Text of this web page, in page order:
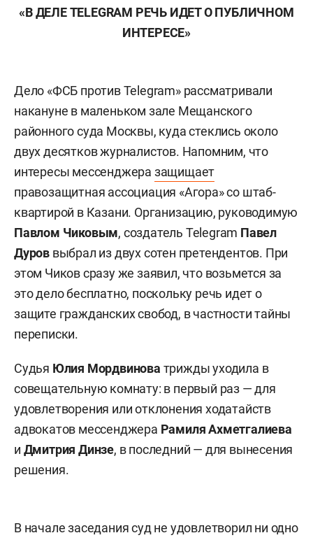
«В ДЕЛЕTELEGRAM РЕЧЬ ИДЕТ О ПУБЛИЧНОМ
ИНТЕРЕСЕ»
Дело «ФСБ против Telegram» рассматривали
накануне в маленьком зале Мещанского
районного суда Москвы, куда стеклись около
двух десятков журналистов. Напомним, что
интересы мессенджера защищает
правозащитная ассоциация «Агора» со штаб-
квартирой в Казани. Организацию, руководимую
Павлом Чиковым, создатель Telegram Павел
Дуров выбрал из двух сотен претендентов. При
этом Чиков сразу же заявил, что возьмется за
это дело бесплатно, поскольку речь идет о
защите гражданских свобод, в частности тайны
переписки.
Судья Юлия Мордвинова трижды уходила в
совещательную комнату: в первый раз — для
удовлетворения или отклонения ходатайств
адвокатов мессенджера Рамиля Ахметгалиева
и Дмитрия Динзе, в последний — для вынесения
решения.
В начале заседания суд не удовлетворил ни одно